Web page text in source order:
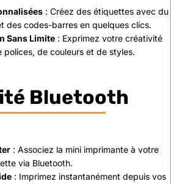
: Créez des étiquettes avec du
des codes-barres en quelques clics.
Sans Limite : Exprimez votre créativité
polices, de couleurs et de styles.
Bluetooth
: Associez la mini imprimante à votre
via Bluetooth.
: Imprimez instantanément depuis vos